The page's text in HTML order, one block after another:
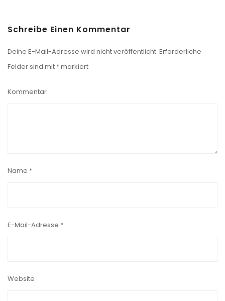
Schreibe Einen Kommentar
Deine E-Mail-Adresse wird nicht veröffentlicht. Erforderliche
Felder sind mit *markiert
Kommentar
Name *
E-Mail-Adresse *
Website